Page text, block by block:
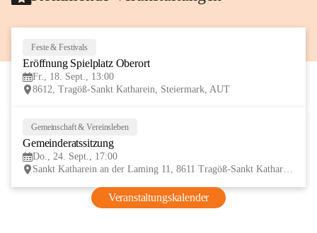
Feste & Festivals
Eröffnung Spielplatz Oberort
Fr., 18. Sept., 13:00
8612, Tragöß-Sankt Katharein, Steiermark, AUT
Gemeinschaft & Vereinsleben
Gemeinderatssitzung
Do., 24. Sept., 17:00
Sankt Katharein an der Laming 11, 8611 Tragöß-Sankt Katharein, AUT
Veranstaltungskalender